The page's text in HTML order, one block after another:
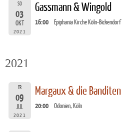
SO
03
OKT
2021
Gassmann & Wingold
16:00 Epiphania Kirche Köln-Bickendorf
2021
FR
09
JUL
2021
Margaux & die Banditen
20:00 Odonien, Köln